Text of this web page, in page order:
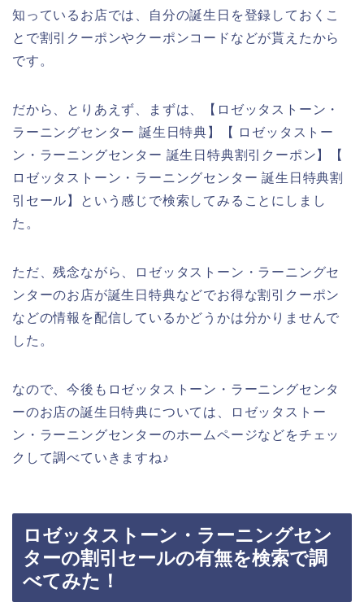
知っているお店では、自分の誕生日を登録しておくこ
とで割引クーポンやクーポンコードなどが貰えたから
です。
だから、とりあえず、まずは、【ロゼッタストーン・
ラーニングセンター 誕生日特典】【 ロゼッタストー
ン・ラーニングセンター 誕生日特典割引クーポン】【
ロゼッタストーン・ラーニングセンター 誕生日特典割
引セール】という感じで検索してみることにしまし
た。
ただ、残念ながら、ロゼッタストーン・ラーニングセ
ンターのお店が誕生日特典などでお得な割引クーポン
などの情報を配信しているかどうかは分かりませんで
した。
なので、今後もロゼッタストーン・ラーニングセンタ
ーのお店の誕生日特典については、ロゼッタストー
ン・ラーニングセンターのホームページなどをチェッ
クして調べていきますね♪
ロゼッタストーン・ラーニングセン
ターの割引セールの有無を検索で調
べてみた！